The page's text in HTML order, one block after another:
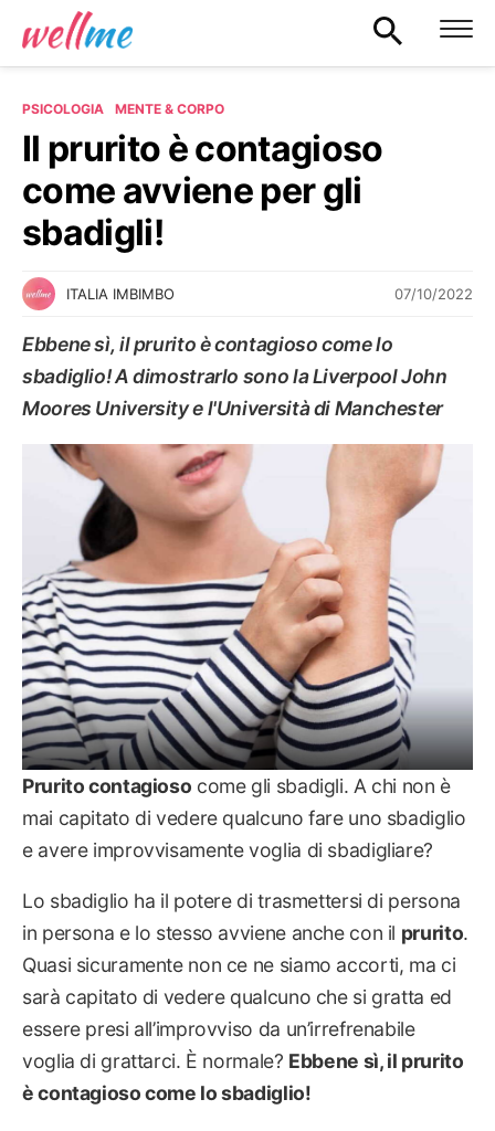
PSICOLOGIA MENTE & CORPO
Il prurito è contagioso
come avviene per gli
sbadigli!
ITALIA IMBIMBO 07/10/2022
Ebbene sì, il prurito è contagioso come lo
sbadiglio! A dimostrarlo sono la Liverpool John
Moores University e l'Università di Manchester
MENTE & CORPO
Prurito contagioso come gli sbadigli. A chi non è
mai capitato di vedere qualcuno fare uno sbadiglio
e avere improvvisamente voglia di sbadigliare?
Lo sbadiglio ha il potere di trasmettersi di persona
in persona e lo stesso avviene anche con il prurito.
Quasi sicuramente non ce ne siamo accorti, ma ci
sarà capitato di vedere qualcuno che si gratta ed
essere presi all’improvviso da un’irrefrenabile
voglia di grattarci. È normale? Ebbene sì, il prurito
è contagioso come lo sbadiglio!